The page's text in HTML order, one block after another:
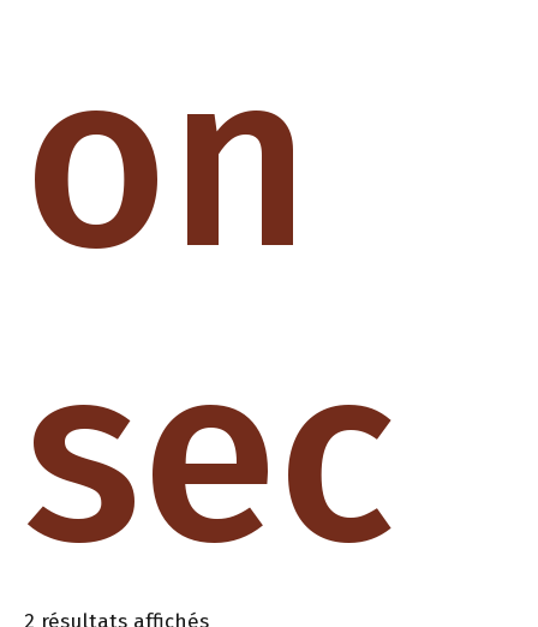
on
sec
2 résultats affichés